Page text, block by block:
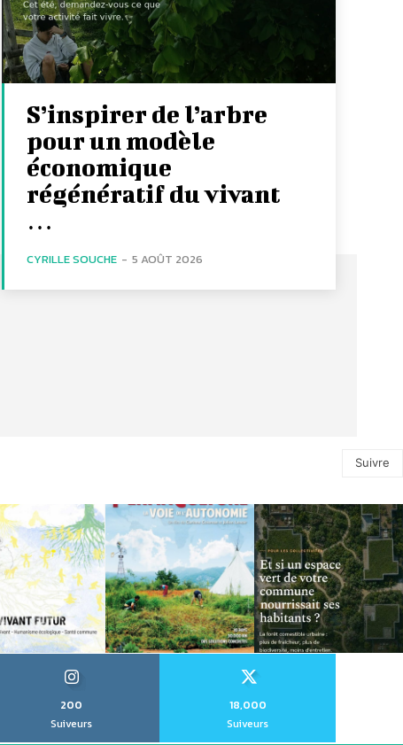
S’inspirer de l’arbre
pour un modèle
économique
régénératif du vivant
…
CYRILLE SOUCHE - 5 AOÛT 2026
Suivre
200
Suiveurs
18,000
Suiveurs